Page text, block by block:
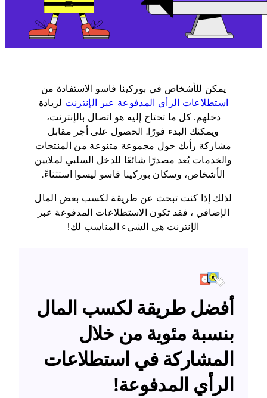
يمكن للأشخاص في بوركينا فاسو الاستفادة من
استطلاعات الرأي المدفوعة عبر الإنترنتلزيادة
دخلهم. كل ما تحتاج إليه هو اتصال بالإنترنت،
ويمكنك البدء فورًا. الحصول على أجر مقابل
مشاركة رأيك حول مجموعة متنوعة من المنتجات
والخدمات يُعد مصدرًا شائعًا للدخل السلبي لملايين
الأشخاص، وسكان بوركينا فاسو ليسوا استثناءً.
لذلك إذا كنت تبحث عن طريقة لكسب بعض المال
الإضافي ، فقد تكون الاستطلاعات المدفوعة عبر
الإنترنت هي الشيء المناسب لك!
أفضل طريقة لكسب المال
بنسبة مئوية من خلال
المشاركة في استطلاعات
الرأي المدفوعة!